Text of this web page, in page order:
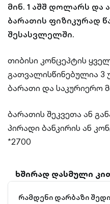
მინ. 1 აშშ დოლარს და
ბარათის ფიზიკურად
შესასვლელში.
თიბისი კონცეპტის
გათვალისწინებულია
ბარათი და საკურიერო
ბარათის შეკვეთა ან
პირადი ბანკირის ან
*2700
ხშირად დასმული
რამდენი დარბაზი